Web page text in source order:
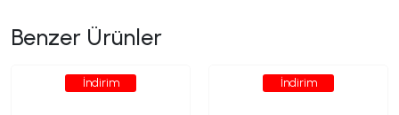
Benzer Ürünler
İndirim İndirim